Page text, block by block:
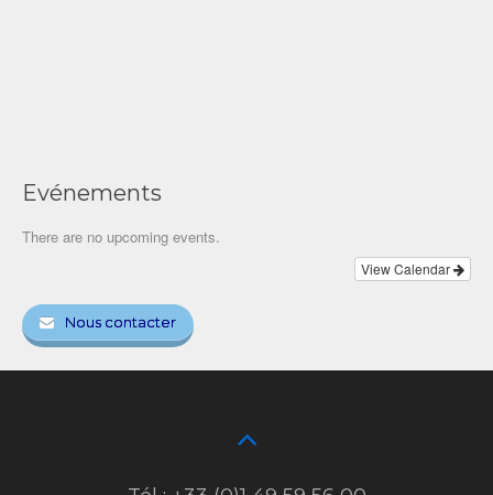
Evénements
There are no upcoming events.
View Calendar
Nous contacter